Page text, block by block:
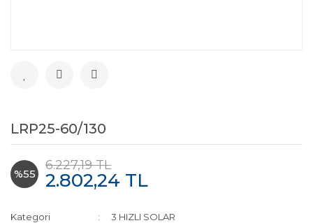
LRP25-60/130
%55
6.227,19 TL
2.802,24 TL
Kategori 3 HIZLI SOLAR